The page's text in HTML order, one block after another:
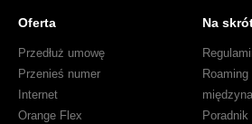
Oferta
Przedłuż umowę
Przenieś numer
Internet
Orange Flex
Na
Roaming
Poradnik